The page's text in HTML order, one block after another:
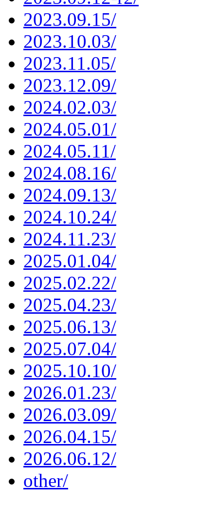
2023.09.15/
2023.10.03/
2023.11.05/
2023.12.09/
2024.02.03/
2024.05.01/
2024.05.11/
2024.08.16/
2024.09.13/
2024.10.24/
2024.11.23/
2025.01.04/
2025.02.22/
2025.04.23/
2025.06.13/
2025.07.04/
2025.10.10/
2026.01.23/
2026.03.09/
2026.04.15/
2026.06.12/
other/